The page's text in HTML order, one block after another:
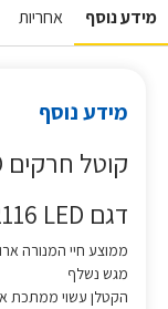
מידע נוסף אחריות
מידע נוסף
קוטל חרקים RE2116 LED רילקס RELAX
דגם RE2116 LED
ממוצע חיי המנורה ארוך
מגש נשלף
הקטלן עשוי ממתכת